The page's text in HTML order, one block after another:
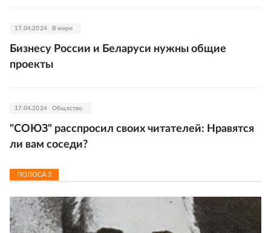
17.04.2024 В мире
Бизнесу России и Беларуси нужны общие
проекты
17.04.2024 Общество
"СОЮЗ" расспросил своих читателей: Нравятся
ли вам соседи?
ПОЛОСА 3